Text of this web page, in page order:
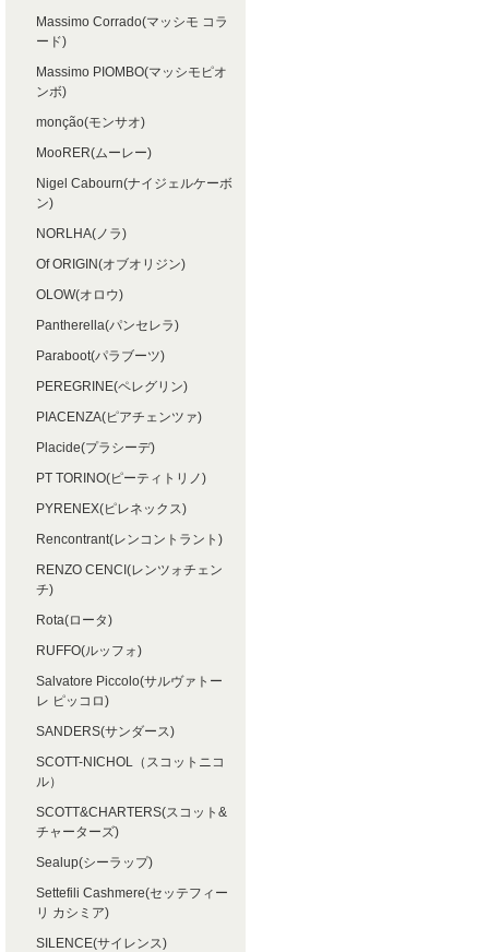
Massimo Corrado(マッシモ コラ
ード)
Massimo PIOMBO(マッシモピオ
ンボ)
monção(モンサオ)
MooRER(ムーレー)
Nigel Cabourn(ナイジェルケーボ
ン)
NORLHA(ノラ)
Of ORIGIN(オブオリジン)
OLOW(オロウ)
Pantherella(パンセレラ)
Paraboot(パラブーツ)
PEREGRINE(ペレグリン)
PIACENZA(ピアチェンツァ)
Placide(プラシーデ)
PT TORINO(ピーティトリノ)
PYRENEX(ピレネックス)
Rencontrant(レンコントラント)
RENZO CENCI(レンツォチェン
チ)
Rota(ロータ)
RUFFO(ルッフォ)
Salvatore Piccolo(サルヴァトー
レ ピッコロ)
SANDERS(サンダース)
SCOTT-NICHOL（スコットニコ
ル）
SCOTT&CHARTERS(スコット&
チャーターズ)
Sealup(シーラップ)
Settefili Cashmere(セッテフィー
リ カシミア)
SILENCE(サイレンス)